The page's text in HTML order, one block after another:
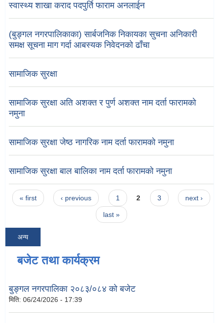
स्वास्थ्य शाखा कराद पदपुर्ति फाराम अनलाईन
(बुङ्गल नगरपालिकाका) सार्बजनिक निकायका सुचना अनिकारी
समक्ष सूचना माग गर्दा आबस्यक निवेदनको ढाँचा
सामाजिक सुरक्षा
सामाजिक सुरक्षा अति अशक्त र पुर्ण अशक्त नाम दर्ता फारामको
नमुना
सामाजिक सुरक्षा जेष्ठ नागरिक नाम दर्ता फारामको नमुना
सामाजिक सुरक्षा बाल बालिका नाम दर्ता फारामको नमुना
Pages
« first ‹ previous 1 2 3 next ›
last »
अन्य
बजेट तथा कार्यक्रम
बुङ्गल नगरपालिका २०८३/०८४ को बजेट
मिति: 06/24/2026 - 17:39